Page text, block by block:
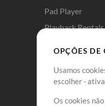
Pad Player
Playback Rentals
ChartBuilder
OPÇÕES DE
Usamos
escolher -
Os cookies